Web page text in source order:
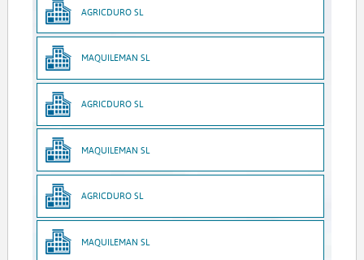
AGRICDURO SL
MAQUILEMAN SL
AGRICDURO SL
MAQUILEMAN SL
AGRICDURO SL
MAQUILEMAN SL